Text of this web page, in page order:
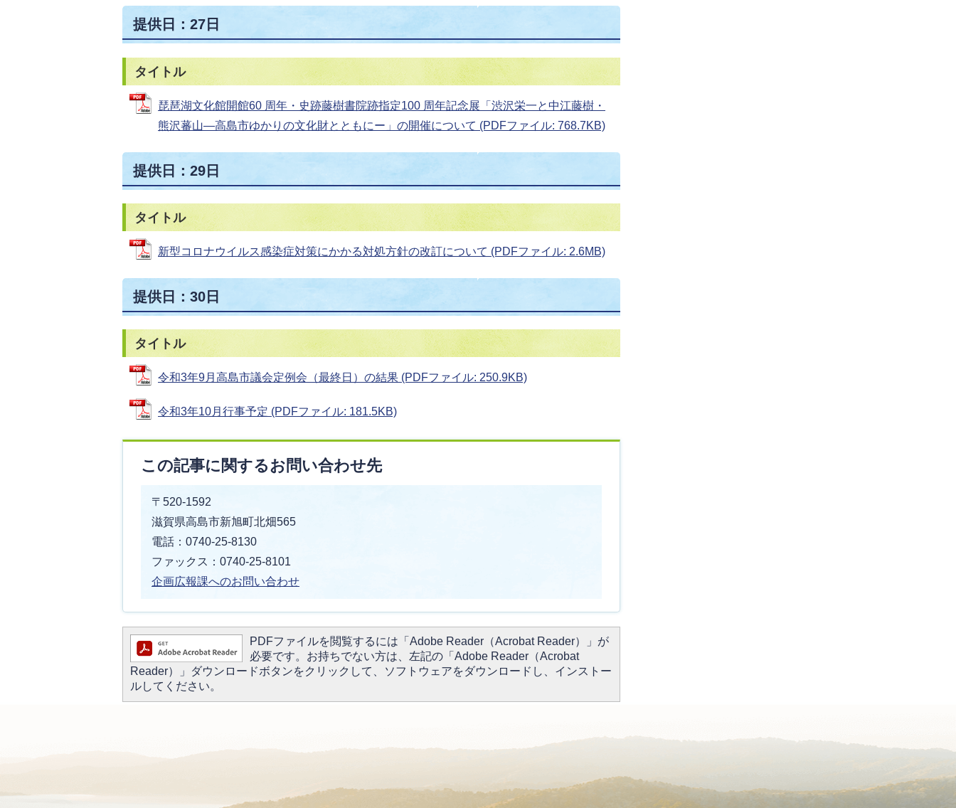
提供日：27日
タイトル
琵琶湖文化館開館60 周年・史跡藤樹書院跡指定100 周年記念展「渋沢栄一と中江藤樹・
熊沢蕃山―高島市ゆかりの文化財とともにー」の開催について (PDFファイル: 768.7KB)
提供日：29日
タイトル
新型コロナウイルス感染症対策にかかる対処方針の改訂について (PDFファイル: 2.6MB)
提供日：30日
タイトル
令和3年9月高島市議会定例会（最終日）の結果 (PDFファイル: 250.9KB)
令和3年10月行事予定 (PDFファイル: 181.5KB)
この記事に関するお問い合わせ先
〒520-1592
滋賀県高島市新旭町北畑565
電話：0740-25-8130
ファックス：0740-25-8101
企画広報課へのお問い合わせ
PDFファイルを閲覧するには「Adobe Reader（Acrobat Reader）」が
必要です。お持ちでない方は、左記の「Adobe Reader（Acrobat
Reader）」ダウンロードボタンをクリックして、ソフトウェアをダウンロードし、インストー
ルしてください。